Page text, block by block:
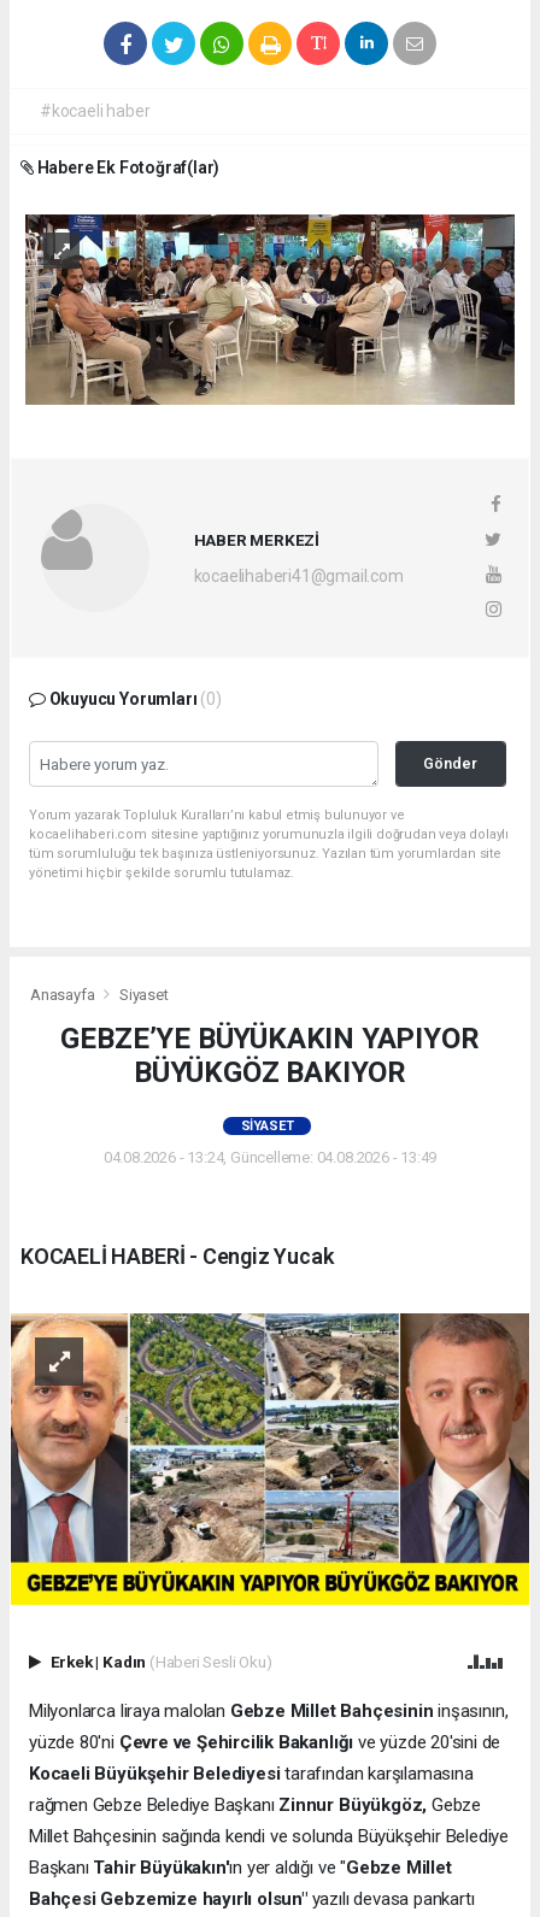
#kocaeli haber
Habere Ek Fotoğraf(lar)
HABER MERKEZİ
kocaelihaberi41@gmail.com
Okuyucu Yorumları (0)
Gönder
Yorum yazarak Topluluk Kuralları’nı kabul etmiş bulunuyor ve
kocaelihaberi.com sitesine yaptığınız yorumunuzla ilgili doğrudan veya dolaylı
tüm sorumluluğu tek başınıza üstleniyorsunuz. Yazılan tüm yorumlardan site
yönetimi hiçbir şekilde sorumlu tutulamaz.
Anasayfa Siyaset
GEBZE’YE BÜYÜKAKIN YAPIYOR
BÜYÜKGÖZ BAKIYOR
SIYASET
04.08.2026 - 13:24, Güncelleme: 04.08.2026 - 13:49
KOCAELİ HABERİ - Cengiz Yucak
Erkek| Kadın (Haberi Sesli Oku)
Milyonlarca liraya malolan Gebze Millet Bahçesinin inşasının,
yüzde 80'ni Çevre ve Şehircilik Bakanlığı ve yüzde 20'sini de
Kocaeli Büyükşehir Belediyesitarafından karşılamasına
rağmen Gebze Belediye Başkanı Zinnur Büyükgöz, Gebze
Millet Bahçesinin sağında kendi ve solunda Büyükşehir Belediye
Başkanı Tahir Büyükakın'ın yer aldığı ve "Gebze Millet
Bahçesi Gebzemize hayırlı olsun"yazılı devasa pankartı